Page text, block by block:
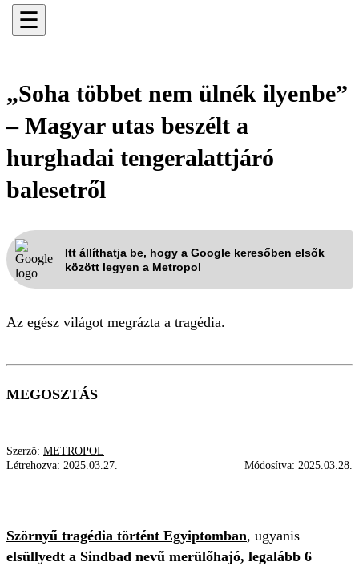
☰
„Soha többet nem ülnék ilyenbe”
– Magyar utas beszélt a
hurghadai tengeralattjáró
balesetről
Itt állíthatja be, hogy a Google keresőben elsők
között legyen a Metropol
Az egész világot megrázta a tragédia.
MEGOSZTÁS
Szerző: METROPOL
Létrehozva: 2025.03.27. Módosítva: 2025.03.28.
Szörnyű tragédia történt Egyiptomban, ugyanis
elsüllyedt a Sindbad nevű merülőhajó, legalább 6